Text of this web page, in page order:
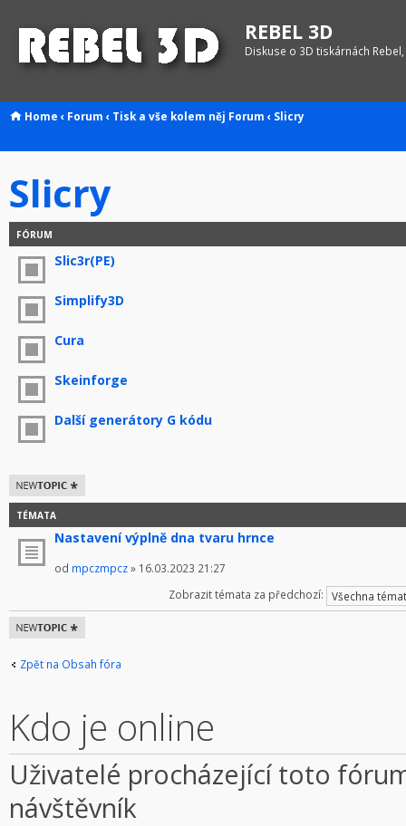
REBEL 3D
Diskuse o 3D tiskárnách
Home ‹ Forum ‹ Tisk a vše kolem něj Forum ‹ Slicry
Slicry
FÓRUM
Slic3r(PE)
Simplify3D
Cura
Skeinforge
Další generátory G kódu
Odeslat nové
téma
TÉMATA
Nastavení výplně dna tvaru hrnce
od mpczmpcz» 16.03.2023 21:27
Zobrazit témata za předchozí:
Odeslat nové
téma
Zpět na Obsah fóra
Kdo je online
Uživatelé procházející toto
návštěvník